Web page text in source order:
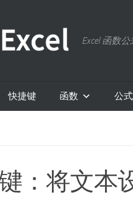
Excel 函数
快捷键 函数 公式
：将文